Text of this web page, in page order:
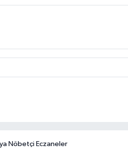
Nöbetçi Eczaneler